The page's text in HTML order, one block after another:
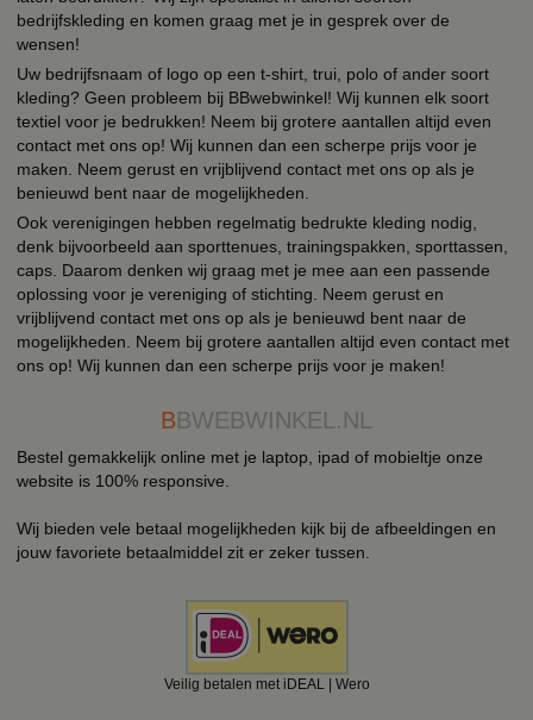
bedrijfskleding en komen graag met je in gesprek over de
wensen!
Uw bedrijfsnaam of logo op een t-shirt, trui, polo of ander soort
kleding? Geen probleem bij BBwebwinkel! Wij kunnen elk soort
textiel voor je bedrukken! Neem bij grotere aantallen altijd even
contact met ons op! Wij kunnen dan een scherpe prijs voor je
maken. Neem gerust en vrijblijvend contact met ons op als je
benieuwd bent naar de mogelijkheden.
Ook verenigingen hebben regelmatig bedrukte kleding nodig,
denk bijvoorbeeld aan sporttenues, trainingspakken, sporttassen,
caps. Daarom denken wij graag met je mee aan een passende
oplossing voor je vereniging of stichting. Neem gerust en
vrijblijvend contact met ons op als je benieuwd bent naar de
mogelijkheden. Neem bij grotere aantallen altijd even contact met
ons op! Wij kunnen dan een scherpe prijs voor je maken!
BBWEBWINKEL.NL
Bestel gemakkelijk online met je laptop, ipad of mobieltje onze
website is 100% responsive.
Wij bieden vele betaal mogelijkheden kijk bij de afbeeldingen en
jouw favoriete betaalmiddel zit er zeker tussen.
Veilig betalen met iDEAL | Wero